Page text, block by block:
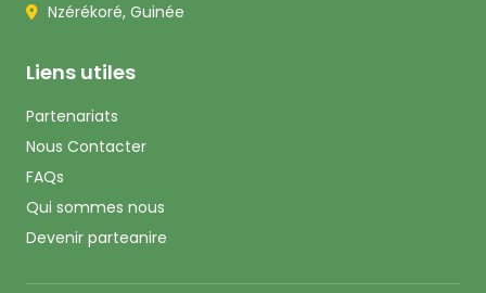
Nzérékoré, Guinée
Liens utiles
Partenariats
Nous Contacter
FAQs
Qui sommes nous
Devenir parteanire